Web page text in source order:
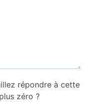
répondre à cette
zéro ?